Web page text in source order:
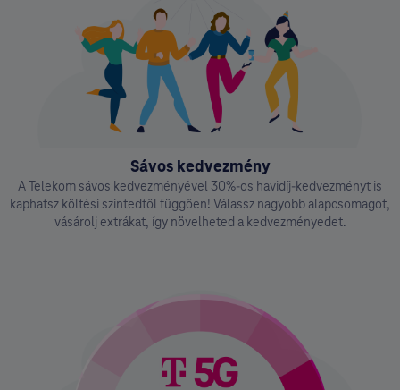
Sávos kedvezmény
A Telekom sávos kedvezményével 30%-os havidíj-kedvezményt is
kaphatsz költési szintedtől függően! Válassz nagyobb alapcsomagot,
vásárolj extrákat, így növelheted a kedvezményedet.